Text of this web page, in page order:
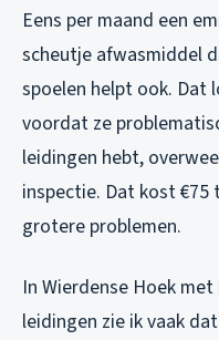
Eens per maand een
scheutje afwasmiddel
spoelen helpt ook. Dat
voordat ze
leidingen hebt,
inspectie. Dat kost
grotere problemen.
In Wierdense Hoek
leidingen zie ik vaak